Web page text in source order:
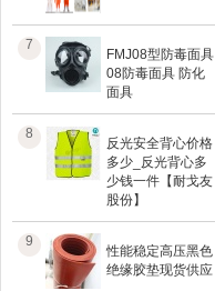
7
FMJ08型防毒面具
08防毒面具 防化
面具
8
反光安全背心价格
多少_反光背心多
少钱一件【耐戈友
股份】
9
性能稳定高压黑色
绝缘胶垫现货供应